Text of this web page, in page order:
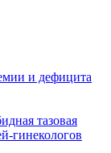
и дефицита
тазовая
гинекологов